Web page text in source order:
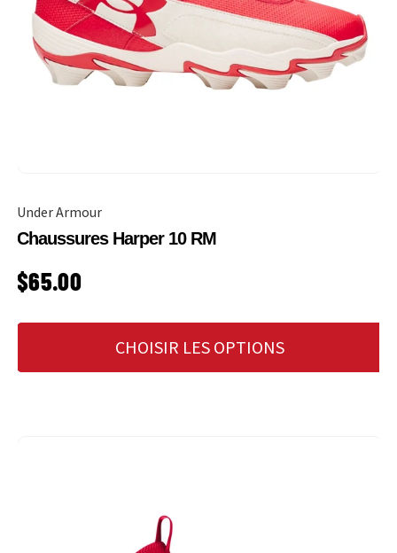
Under Armour
Chaussures Harper 10 RM
PRIX HABITUEL
$65.00
CHOISIR LES OPTIONS